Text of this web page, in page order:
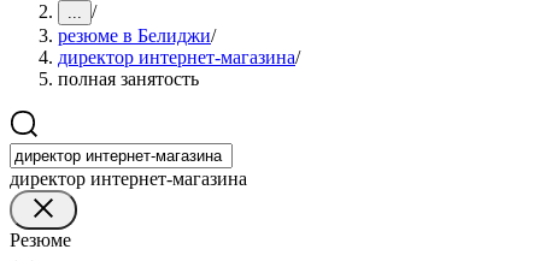
... /
резюме в Белиджи/
директор интернет-магазина/
полная занятость
директор интернет-магазина
Резюме